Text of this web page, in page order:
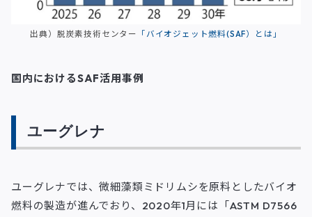
出典）脱炭素技術センター 「バイオジェット燃料(SAF）とは」
国内におけるSAF活用事例
ユーグレナ
ユーグレナでは、微細藻類ミドリムシを原料としたバイオ
燃料の製造が進んでおり、2020年1月には「ASTM D7566